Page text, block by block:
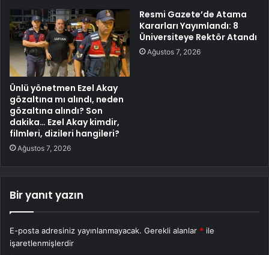
Ünlü yönetmen Ezel Akay
gözaltına mı alındı, neden
gözaltına alındı? Son
dakika… Ezel Akay kimdir,
filmleri, dizileri hangileri?
Ağustos 7, 2026
Resmi Gazete’de Atama
Kararları Yayımlandı: 8
Üniversiteye Rektör Atandı
Ağustos 7, 2026
Bir yanıt yazın
E-posta adresiniz yayınlanmayacak. Gerekli alanlar * ile
işaretlenmişlerdir